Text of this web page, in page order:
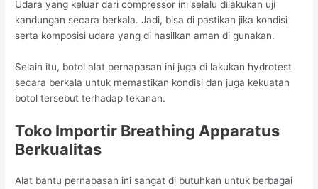
Udara yang keluar dari compressor ini selalu dilakukan uji
kandungan secara berkala. Jadi, bisa di pastikan jika kondisi
serta komposisi udara yang di hasilkan aman di gunakan.
Selain itu, botol alat pernapasan ini juga di lakukan hydrotest
secara berkala untuk memastikan kondisi dan juga kekuatan
botol tersebut terhadap tekanan.
Toko Importir Breathing Apparatus
Berkualitas
Alat bantu pernapasan ini sangat di butuhkan untuk berbagai